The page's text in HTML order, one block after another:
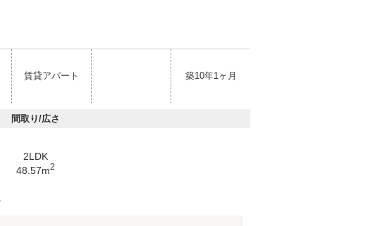
賃貸アパート 築10年1ヶ月
間取り/広さ
2LDK
48.57m2